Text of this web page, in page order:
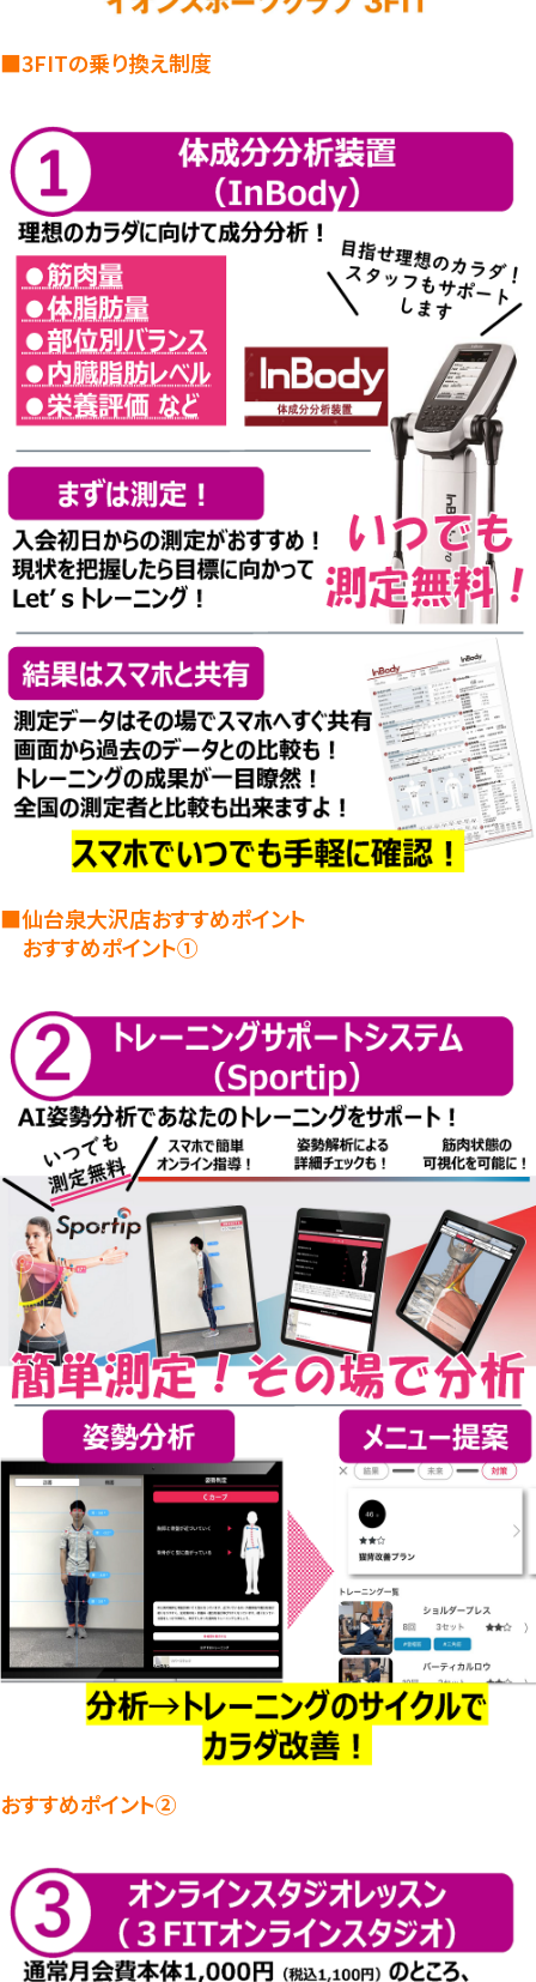
■3FITの乗り換え制度
■仙台泉大沢店おすすめポイント
おすすめポイント①
おすすめポイント②